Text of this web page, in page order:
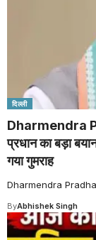
दिल्ली
Dharmendra
प्रधान का बड़ा
गया गुमराह
Dharmendra Pradhan
ByAbhishek Singh